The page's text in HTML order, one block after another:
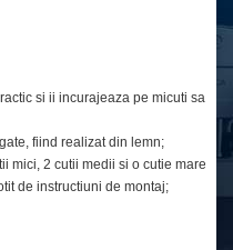
si ii incurajeaza pe micuti sa
fiind realizat din lemn;
mici, 2 cutii medii si o cutie mare;
de instructiuni de montaj;